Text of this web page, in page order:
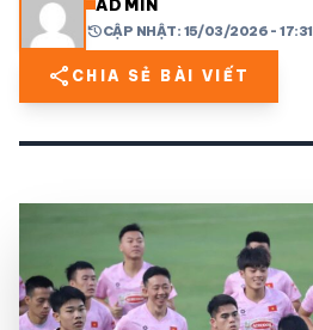
share mail
ADMIN
historyCẬP NHẬT: 15/03/2026 - 17:31
share CHIA SẺ BÀI VIẾT